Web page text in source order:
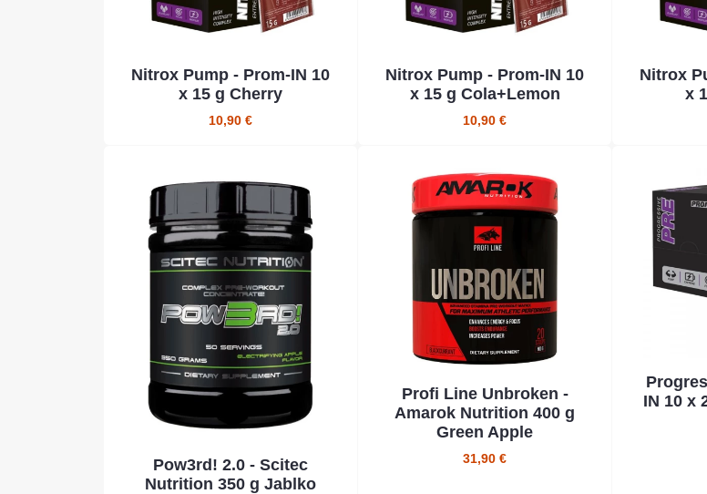
Nitrox Pump - Prom-IN 10
x 15 g Cherry
10,90 €
Nitrox Pump - Prom-IN 10
x 15 g Cola+Lemon
10,90 €
Nitrox
x
Pow3rd! 2.0 - Scitec
Nutrition 350 g Jablko
Profi Line Unbroken -
Amarok Nutrition 400 g
Green Apple
31,90 €
IN 10 x